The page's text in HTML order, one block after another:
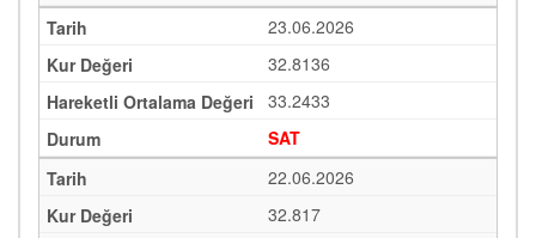
23.06.2026
32.8136
33.2433
SAT
22.06.2026
32.817